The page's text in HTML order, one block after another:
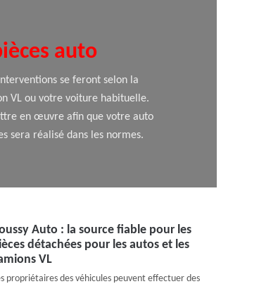
auto
se feront selon la
VL ou votre voiture habituelle.
en œuvre afin que votre auto
sera réalisé dans les normes.
Auto : la source fiable pour les
détachées pour les autos et les
VL
propriétaires des véhicules peuvent effectuer des